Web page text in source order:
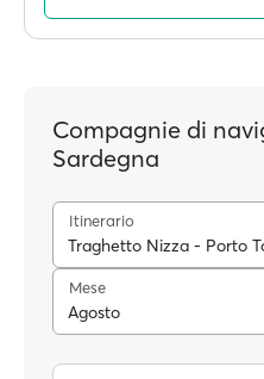
Compagnie di
Sardegna
Itinerario
Traghetto Nizza - Porto
Mese
Agosto